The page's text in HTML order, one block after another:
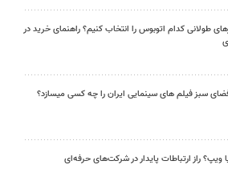
طولانی کدام اتوبوس را انتخاب کنیم؟ راهنمای خرید در
سبز فیلم های سینمایی ایران را چه کسی میسازد؟
ویپ؟ راز ارتباطات پایدار در شرکت‌های حرفه‌ای